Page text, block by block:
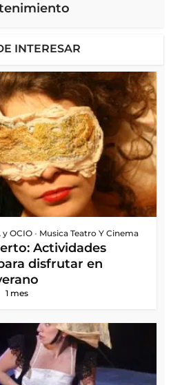
INTERESAR
y OCIO • Musica Teatro Y Cinema
Actividades
disfrutar en
1 mes